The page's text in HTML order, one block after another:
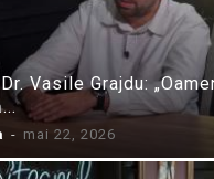
Vasile Grajdu:
- mai 22, 2026